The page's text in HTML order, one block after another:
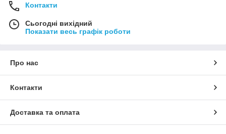
Контакти
Сьогодні вихідний
Показати весь графік роботи
Про нас
Контакти
Доставка та оплата